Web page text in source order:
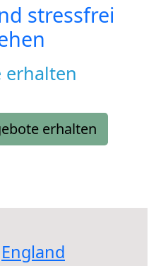
stressfrei
erhalten
erhalten
England